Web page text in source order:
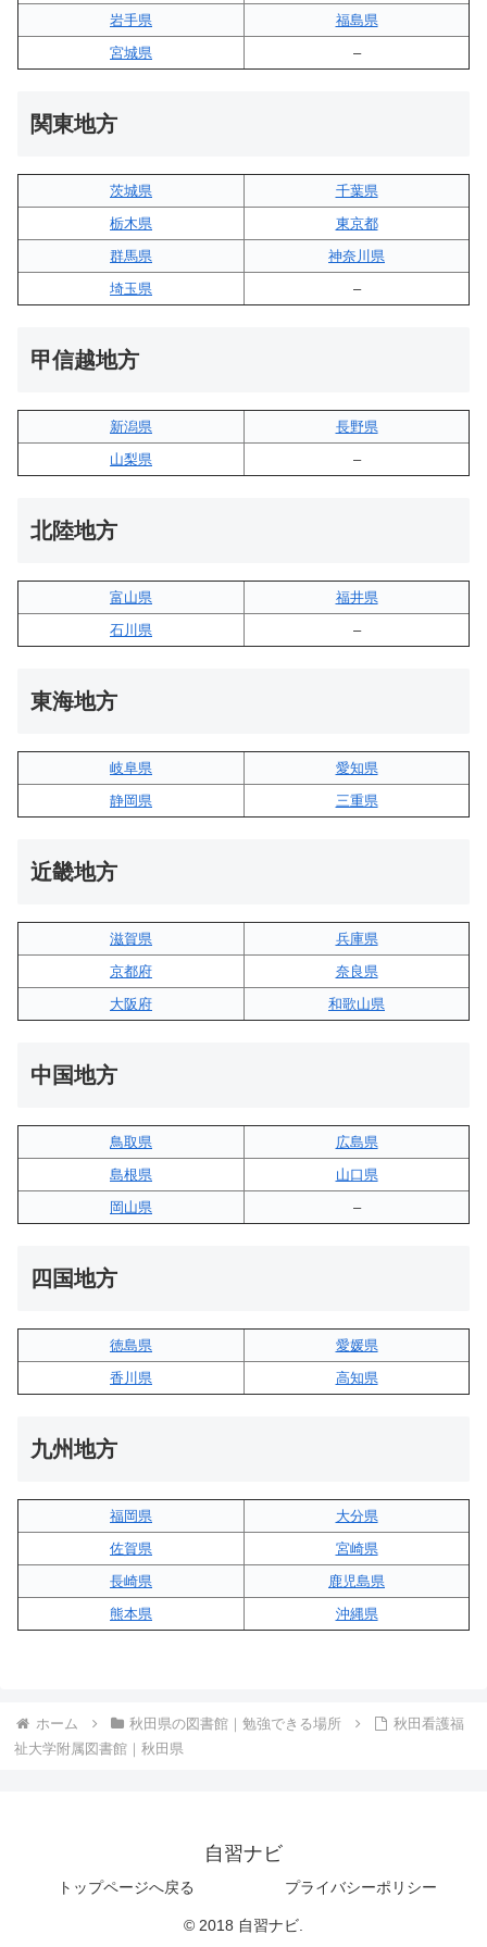
岩手県
福島県
宮城県
–
関東地方
茨城県
千葉県
栃木県
東京都
群馬県
神奈川県
埼玉県
–
甲信越地方
新潟県
長野県
山梨県
–
北陸地方
富山県
福井県
石川県
–
東海地方
岐阜県
愛知県
静岡県
三重県
近畿地方
滋賀県
兵庫県
京都府
奈良県
大阪府
和歌山県
中国地方
鳥取県
広島県
島根県
山口県
岡山県
–
四国地方
徳島県
愛媛県
香川県
高知県
九州地方
福岡県
大分県
佐賀県
宮崎県
長崎県
鹿児島県
熊本県
沖縄県
ホーム 秋田県の図書館｜勉強できる場所
秋田看護福
祉大学附属図書館｜秋田県
自習ナビ
トップページへ戻る プライバシーポリシー
© 2018 自習ナビ.